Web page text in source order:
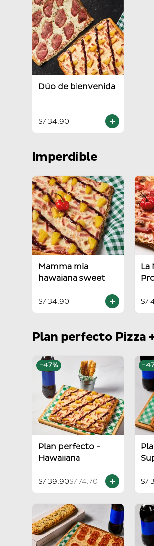
Dúo de bienvenida
S/ 34.90
Imperdible
Mamma mia
hawaiana sweet
S/ 34.90
La
S/
Plan perfecto Pizza
-47%
Plan perfecto -
Hawaiiana
S/ 39.90S/ 74.70
-47
S/